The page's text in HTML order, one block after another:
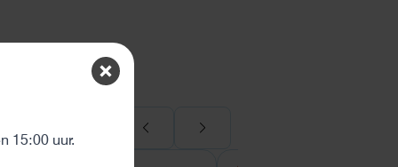
15:00 uur.